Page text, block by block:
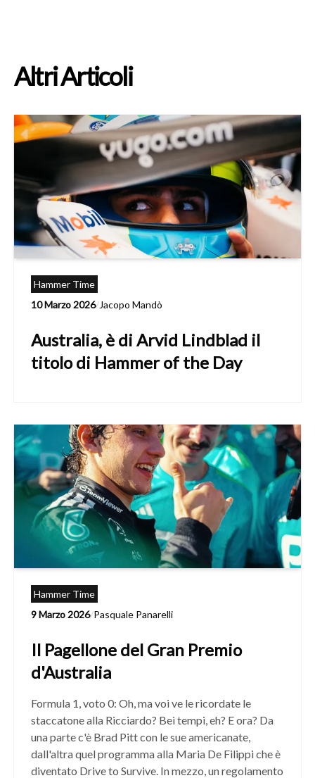
Altri Articoli
Hammer Time
10 Marzo 2026/Jacopo Mandò
Australia, è di Arvid Lindblad il
titolo di Hammer of the Day
Hammer Time
9 Marzo 2026/Pasquale Panarelli
Il Pagellone del Gran Premio
d'Australia
Formula 1, voto 0: Oh, ma voi ve le ricordate le
staccatone alla Ricciardo? Bei tempi, eh? E ora? Da
una parte c'è Brad Pitt con le sue americanate,
dall'altra quel programma alla Maria De Filippi che è
diventato Drive to Survive. In mezzo, un regolamento